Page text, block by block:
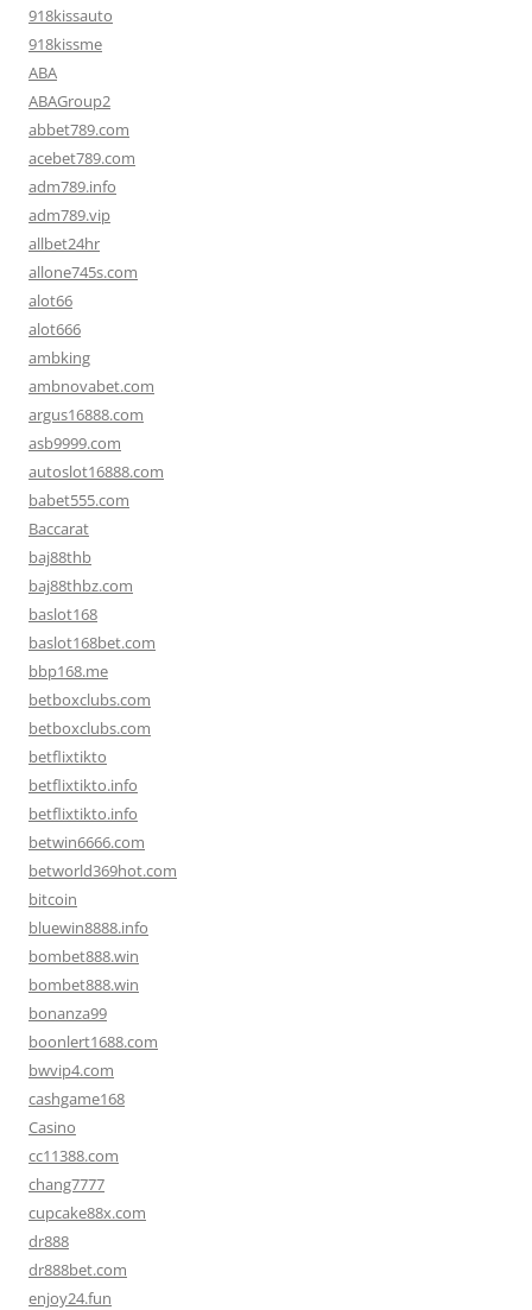
918kissauto
918kissme
ABA
ABAGroup2
abbet789.com
acebet789.com
adm789.info
adm789.vip
allbet24hr
allone745s.com
alot66
alot666
ambking
ambnovabet.com
argus16888.com
asb9999.com
autoslot16888.com
babet555.com
Baccarat
baj88thb
baj88thbz.com
baslot168
baslot168bet.com
bbp168.me
betboxclubs.com
betboxclubs.com
betflixtikto
betflixtikto.info
betflixtikto.info
betwin6666.com
betworld369hot.com
bitcoin
bluewin8888.info
bombet888.win
bombet888.win
bonanza99
boonlert1688.com
bwvip4.com
cashgame168
Casino
cc11388.com
chang7777
cupcake88x.com
dr888
dr888bet.com
enjoy24.fun